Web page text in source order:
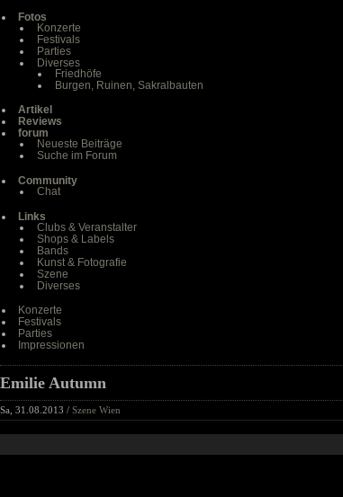
Fotos
Konzerte
Festivals
Parties
Diverses
Friedhöfe
Burgen, Ruinen, Sakralbauten
Artikel
Reviews
forum
Neueste Beiträge
Suche im Forum
Community
Chat
Links
Clubs & Veranstalter
Shops & Labels
Bands
Kunst & Fotografie
Szene
Diverses
Konzerte
Festivals
Parties
Impressionen
Emilie Autumn
Sa, 31.08.2013 / Szene Wien